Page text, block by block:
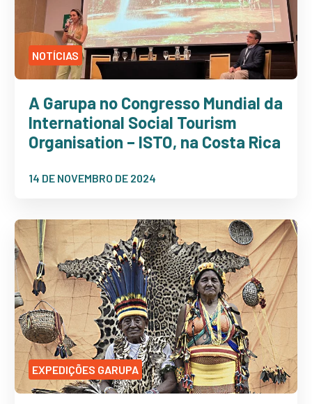
NOTÍCIAS
A Garupa no Congresso Mundial da
International Social Tourism
Organisation – ISTO, na Costa Rica
14 DE NOVEMBRO DE 2024
EXPEDIÇÕES GARUPA